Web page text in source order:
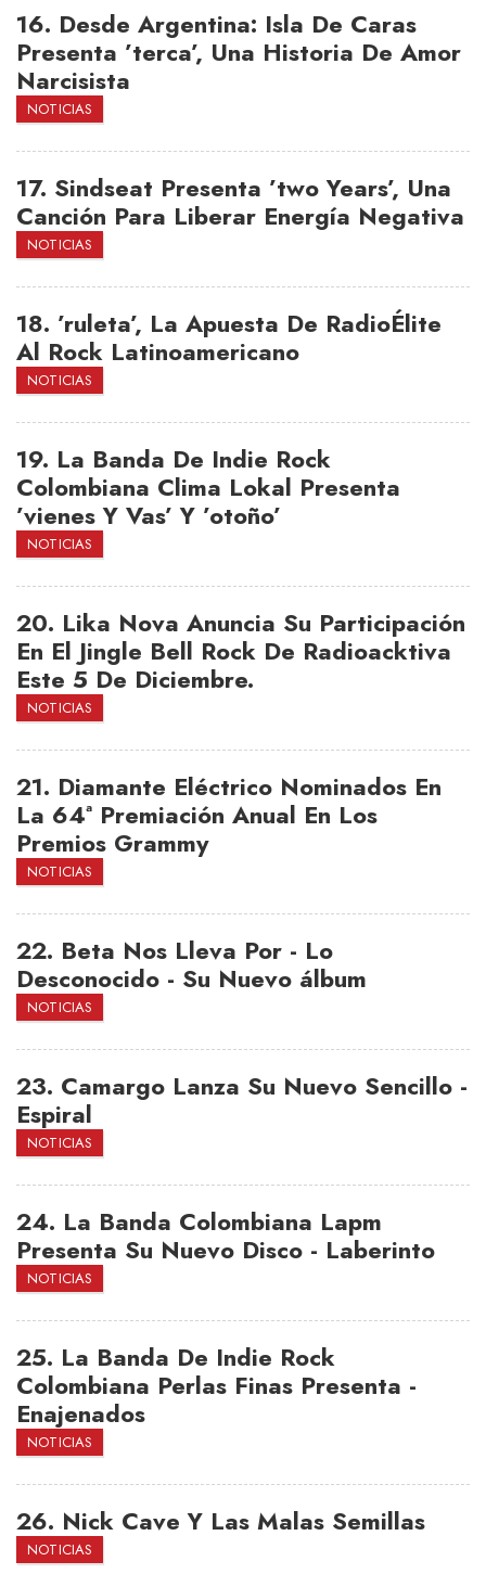
16. Desde Argentina: Isla De Caras
Presenta ’terca’, Una Historia De Amor
Narcisista
NOTICIAS
17. Sindseat Presenta ’two Years’, Una
Canción Para Liberar Energía Negativa
NOTICIAS
18. ’ruleta’, La Apuesta De RadioÉlite
Al Rock Latinoamericano
NOTICIAS
19. La Banda De Indie Rock
Colombiana Clima Lokal Presenta
’vienes Y Vas’ Y ’otoño’
NOTICIAS
20. Lika Nova Anuncia Su Participación
En El Jingle Bell Rock De Radioacktiva
Este 5 De Diciembre.
NOTICIAS
21. Diamante Eléctrico Nominados En
La 64ª Premiación Anual En Los
Premios Grammy
NOTICIAS
22. Beta Nos Lleva Por - Lo
Desconocido - Su Nuevo álbum
NOTICIAS
23. Camargo Lanza Su Nuevo Sencillo -
Espiral
NOTICIAS
24. La Banda Colombiana Lapm
Presenta Su Nuevo Disco - Laberinto
NOTICIAS
25. La Banda De Indie Rock
Colombiana Perlas Finas Presenta -
Enajenados
NOTICIAS
26. Nick Cave Y Las Malas Semillas
NOTICIAS